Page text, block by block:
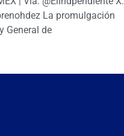
La promulgación
General de